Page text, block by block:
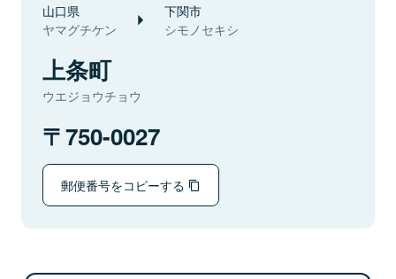
山口県
ヤマグチケン
下関市
シモノセキシ
上条町
ウエジョウチョウ
750-0027
郵便番号をコピーする